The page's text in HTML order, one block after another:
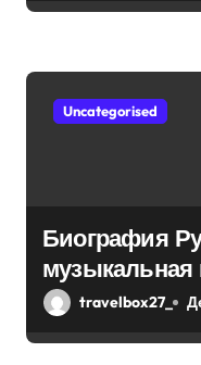
Uncategorised
Биография
музыкальная
жизнь и
travelbox27_